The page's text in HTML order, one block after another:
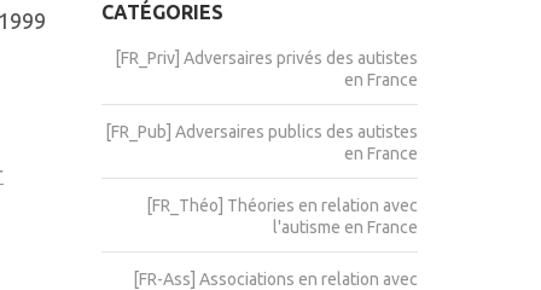
CATÉGORIES
[FR_Priv] Adversaires privés des autistes
en France
[FR_Pub] Adversaires publics des autistes
en France
[FR_Théo] Théories en relation avec
l'autisme en France
[FR-Ass] Associations en relation avec